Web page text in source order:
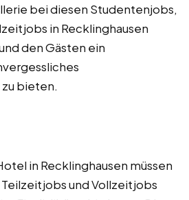
bei diesen Studentenjobs,
in Recklinghausen
den Gästen ein
bieten.
in Recklinghausen müssen
und Vollzeitjobs